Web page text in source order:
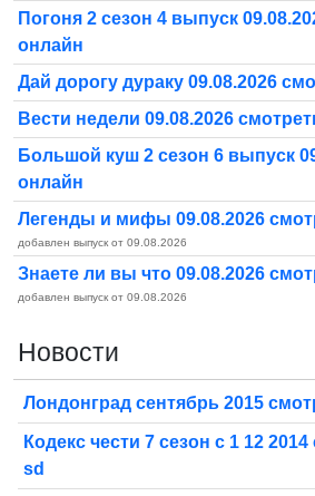
Погоня 2 сезон 4 выпуск
онлайн
Дай дорогу дураку 09.08.2026
Вести недели 09.08.2026
Большой куш 2 сезон 6 выпуск
онлайн
Легенды и мифы 09.08.2026
добавлен выпуск от 09.08.2026
Знаете ли вы что 09.08.2026
добавлен выпуск от 09.08.2026
Новости
Лондонград сентябрь 2015
Кодекс чести 7 сезон с 1 12
sd